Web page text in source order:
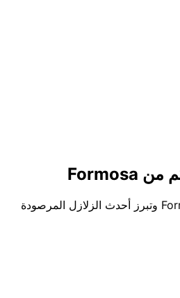
تتمركز الخريطة حول Formosa وتبرز أحدث الزلازل المرصودة